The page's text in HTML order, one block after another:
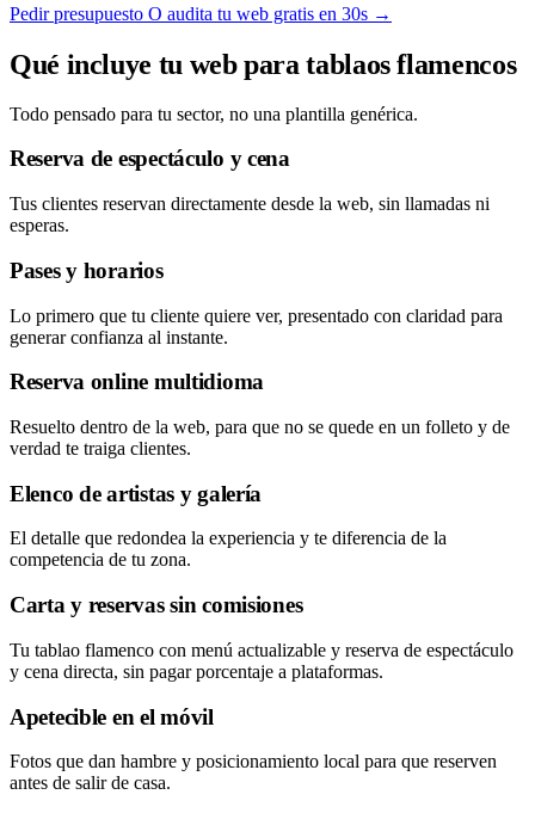
Pedir presupuesto O audita tu web gratis en 30s →
Qué incluye tu web para tablaos flamencos
Todo pensado para tu sector, no una plantilla genérica.
Reserva de espectáculo y cena
Tus clientes reservan directamente desde la web, sin llamadas ni
esperas.
Pases y horarios
Lo primero que tu cliente quiere ver, presentado con claridad para
generar confianza al instante.
Reserva online multidioma
Resuelto dentro de la web, para que no se quede en un folleto y de
verdad te traiga clientes.
Elenco de artistas y galería
El detalle que redondea la experiencia y te diferencia de la
competencia de tu zona.
Carta y reservas sin comisiones
Tu tablao flamenco con menú actualizable y reserva de espectáculo
y cena directa, sin pagar porcentaje a plataformas.
Apetecible en el móvil
Fotos que dan hambre y posicionamiento local para que reserven
antes de salir de casa.